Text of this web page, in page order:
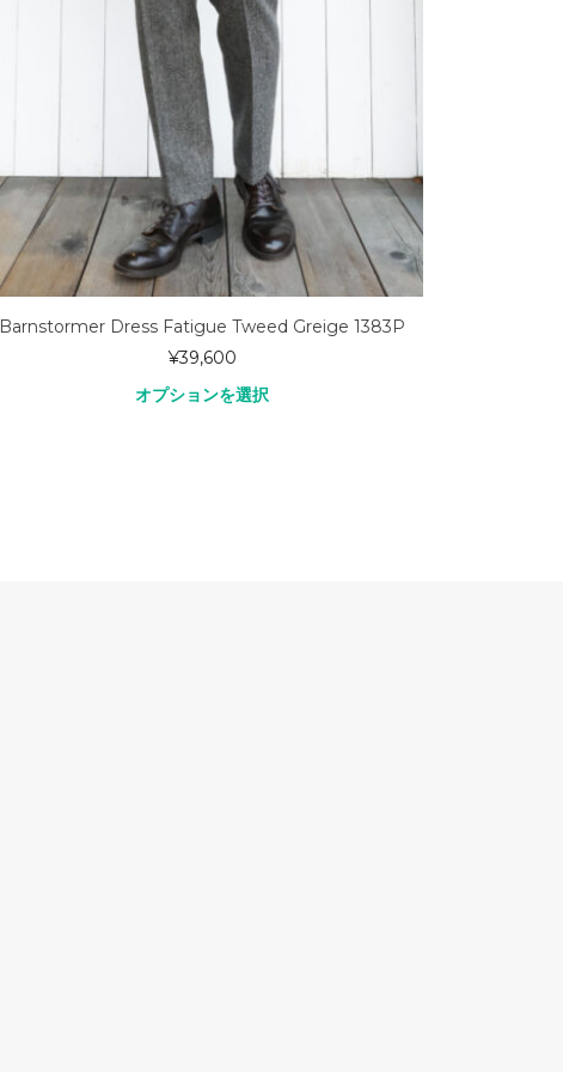
Barnstormer Dress Fatigue Tweed Greige 1383P
¥39,600
オプションを選択